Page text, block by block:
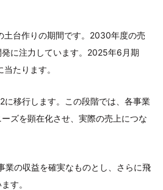
土台作りの期間です。2030年度の売
発に注力しています。2025年6月期
たります。
移行します。この段階では、各事業
ズを顕在化させ、実際の売上につな
業の収益を確実なものとし、さらに飛
す。